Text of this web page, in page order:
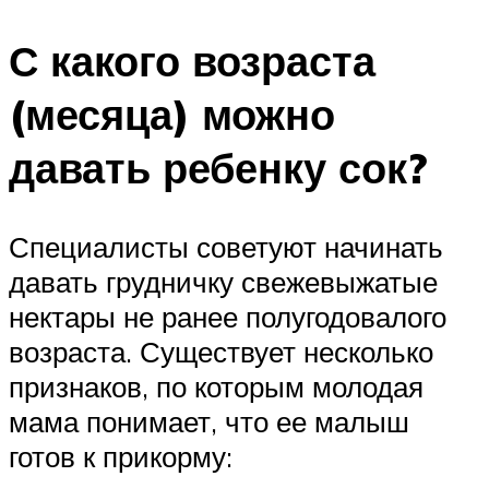
С какого возраста
(месяца) можно
давать ребенку сок?
Специалисты советуют начинать
давать грудничку свежевыжатые
нектары не ранее полугодовалого
возраста. Существует несколько
признаков, по которым молодая
мама понимает, что ее малыш
готов к прикорму: